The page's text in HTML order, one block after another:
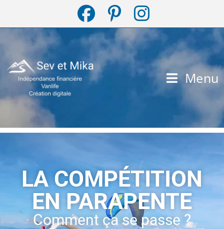
Menu
LA COMPÉTITION
EN PARAPENTE
Comment ça se passe ?